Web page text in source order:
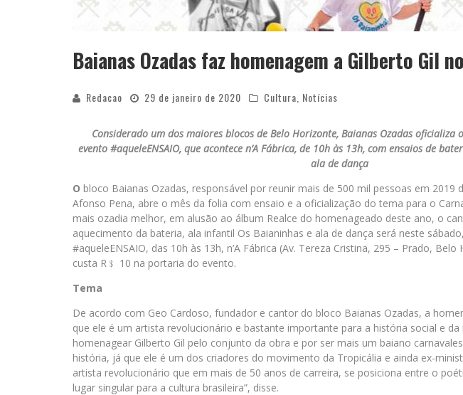
Baianas Ozadas faz homenagem a Gilberto Gil
Redacao 29 de janeiro de 2020 Cultura Notícias
Considerado um dos maiores blocos de Belo Horizonte, Baianas Ozadas oficializa
evento #aqueleENSAIO, que acontece n’A Fábrica, de 10h às 13h, com ensaios de
ala de dança
O bloco Baianas Ozadas, responsável por reunir mais de 500 mil pessoas em 2019
Afonso Pena, abre o mês da folia com ensaio e a oficialização do tema para o
mais ozadia melhor, em alusão ao álbum Realce do homenageado deste ano, o
aquecimento da bateria, ala infantil Os Baianinhas e ala de dança será neste
#aqueleENSAIO, das 10h às 13h, n’A Fábrica (Av. Tereza Cristina, 295 – Prado,
custa R﹩ 10 na portaria do evento.
Tema
De acordo com Geo Cardoso, fundador e cantor do bloco Baianas Ozadas, a
que ele é um artista revolucionário e bastante importante para a história social e da
homenagear Gilberto Gil pelo conjunto da obra e por ser mais um baiano
história, já que ele é um dos criadores do movimento da Tropicália e ainda ex-
artista revolucionário que em mais de 50 anos de carreira, se posiciona entre o
lugar singular para a cultura brasileira”, disse.